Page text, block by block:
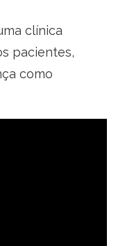
clínica
pacientes,
como